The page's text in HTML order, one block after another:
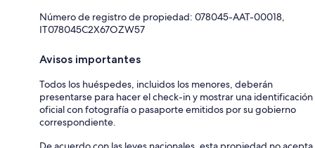
Número de registro de propiedad: 078045-AAT-00018,
IT078045C2X67OZW57
Avisos importantes
Todos los huéspedes, incluidos los menores, deberán
presentarse para hacer el check-in y mostrar una identificación
oficial con fotografía o pasaporte emitidos por su gobierno
correspondiente.